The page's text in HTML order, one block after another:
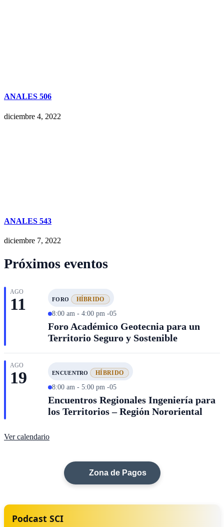
ANALES 506
diciembre 4, 2022
ANALES 543
diciembre 7, 2022
Próximos eventos
AGO
11 FORO HÍBRIDO
8:00 am - 4:00 pm -05
Foro Académico Geotecnia para un
Territorio Seguro y Sostenible
AGO
19 ENCUENTRO HÍBRIDO
8:00 am - 5:00 pm -05
Encuentros Regionales Ingeniería para
los Territorios – Región Nororiental
Ver calendario
Zona de Pagos
Podcast SCI